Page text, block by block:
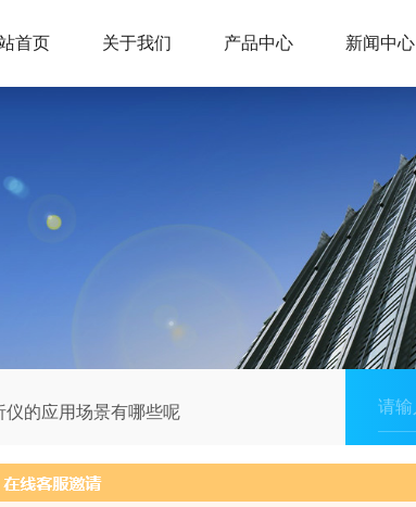
首页 关于我们 产品中心 新闻中心
的应用场景有哪些呢